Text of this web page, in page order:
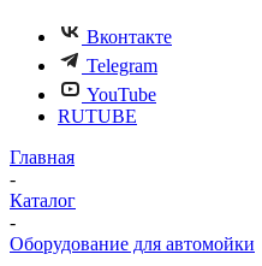
Вконтакте
Telegram
YouTube
RUTUBE
Главная
-
Каталог
-
Оборудование для автомойки